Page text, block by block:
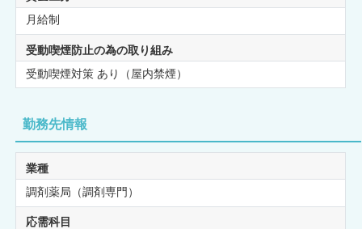
月給制
受動喫煙防止の為の取り組み
受動喫煙対策 あり（屋内禁煙）
勤務先情報
業種
調剤薬局（調剤専門）
応需科目